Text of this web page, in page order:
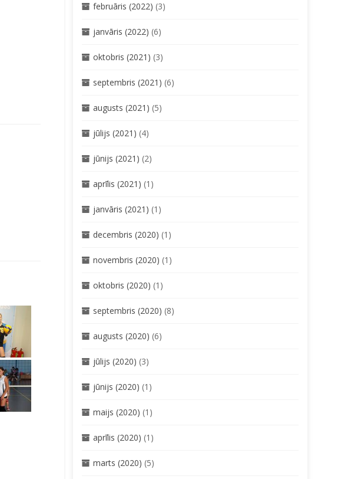
februāris (2022) (3)
janvāris (2022) (6)
oktobris (2021) (3)
septembris (2021) (6)
augusts (2021) (5)
jūlijs (2021) (4)
jūnijs (2021) (2)
aprīlis (2021) (1)
janvāris (2021) (1)
decembris (2020) (1)
novembris (2020) (1)
oktobris (2020) (1)
septembris (2020) (8)
augusts (2020) (6)
jūlijs (2020) (3)
jūnijs (2020) (1)
maijs (2020) (1)
aprīlis (2020) (1)
marts (2020) (5)